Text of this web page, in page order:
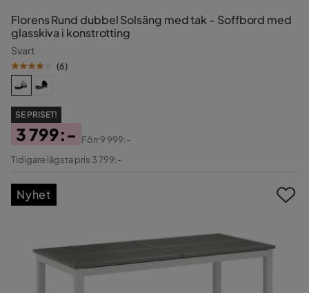
Florens Rund dubbel Solsäng med tak - Soffbord med
glasskiva i konstrotting
Svart
(6)
SE PRISET!
Pris
3 799:-
Original
Förr9 999:-
Tidigare lägsta pris 3 799:-
Nyhet